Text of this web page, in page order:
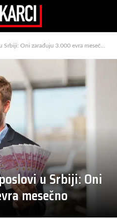
Oni zarađuju 3.000 evra mesečno
u Srbiji: Oni
mesečno